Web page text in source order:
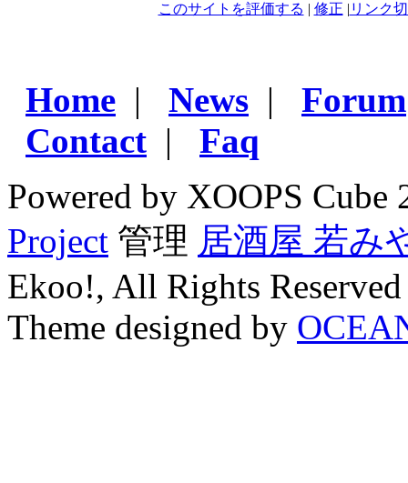
このサイトを評価する | 修正 | リンク
Home | News | Forum
Contact | Faq
Powered by XOOPS
Project 管理 居酒屋 若み
Ekoo!, All Rights Reserved
Theme designed by